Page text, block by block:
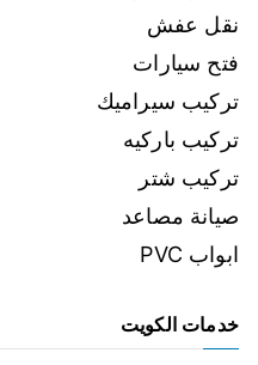
نقل عفش
فتح سيارات
تركيب سيراميك
تركيب باركيه
تركيب شتر
صيانة مصاعد
ابواب PVC
خدمات الكويت